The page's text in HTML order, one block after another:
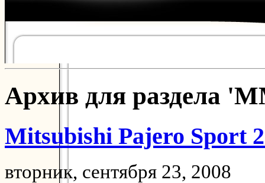
Архив для раздела
Mitsubishi Pajero Sport
вторник, сентября 23, 2008